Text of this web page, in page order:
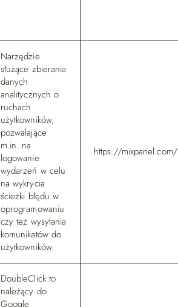
Narzędzie
służące zbierania
danych
analitycznych o
ruchach
użytkowników,
pozwalające
m.in. na
logowanie
wydarzeń w celu
na wykrycia
ścieżki błędu w
oprogramowaniu
czy też wysyłania
komunikatów do
użytkowników.
https://mixpanel.com/
DoubleClick to
należący do
Google